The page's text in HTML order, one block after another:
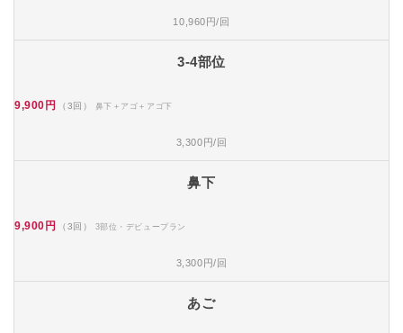
10,960円/回
3-4部位
9,900円 （3回） 鼻下＋アゴ＋アゴ下
3,300円/回
鼻下
9,900円 （3回） 3部位・デビュープラン
3,300円/回
あご